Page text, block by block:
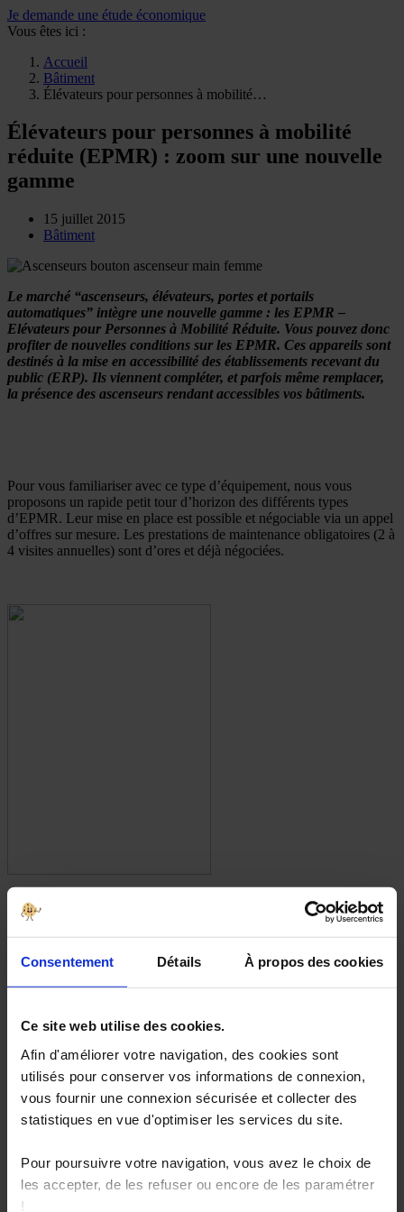
Consentement Détails À propos des cookies
Ce site web utilise des cookies.
Afin d'améliorer votre navigation, des cookies sont
utilisés pour conserver vos informations de connexion,
vous fournir une connexion sécurisée et collecter des
statistiques en vue d'optimiser les services du site.
Pour poursuivre votre navigation, vous avez le choix de
les accepter, de les refuser ou encore de les paramétrer
!
Je demande une étude économique
Vous êtes ici :
Accueil
Bâtiment
Élévateurs pour personnes à mobilité…
Élévateurs pour personnes à mobilité
réduite (EPMR) : zoom sur une nouvelle
gamme
15 juillet 2015
Bâtiment
Le marché “ascenseurs, élévateurs, portes et portails
automatiques” intègre une nouvelle gamme : les EPMR –
Elévateurs pour Personnes à Mobilité Réduite. Vous pouvez donc
profiter de nouvelles conditions sur les EPMR. Ces appareils sont
destinés à la mise en accessibilité des établissements recevant du
public (ERP). Ils viennent compléter, et parfois même remplacer,
la présence des ascenseurs rendant accessibles vos bâtiments.
Pour vous familiariser avec ce type d’équipement, nous vous
proposons un rapide petit tour d’horizon des différents types
d’EPMR. Leur mise en place est possible et négociable via un appel
d’offres sur mesure. Les prestations de maintenance obligatoires (2 à
4 visites annuelles) sont d’ores et déjà négociées.
Ascenseur – Plateforme élévatrice
verticale
Les plates-formes élévatrices verticales
Les plates-formes verticales ressemblent beaucoup aux ascenseurs.
d’infrastructures pour la pose et coûtent donc moins cher. Elles